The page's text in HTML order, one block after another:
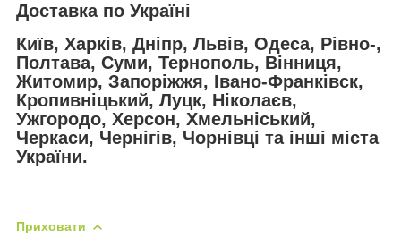
Доставка по Україні
Київ, Харків, Дніпр, Львів, Одеса, Рівно-,
Полтава, Суми, Тернополь, Вінниця,
Житомир, Запоріжжя, Івано-Франківск,
Кропивніцький, Луцк, Ніколаєв,
Ужгородо, Херсон, Хмельніський,
Черкаси, Чернігів, Чорнівці та інші міста
України.
Приховати